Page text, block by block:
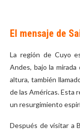
El mensaje de
La región de Cuyo
Andes, bajo la
altura, también
de las Américas. Esta
un resurgimiento
Después de visitar a